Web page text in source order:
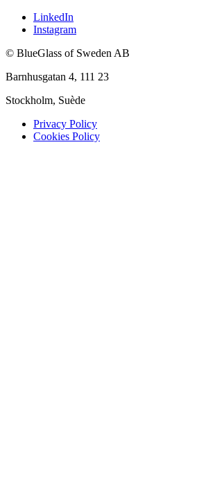
LinkedIn
Instagram
© BlueGlass of Sweden AB
Barnhusgatan 4, 111 23
Stockholm, Suède
Privacy Policy
Cookies Policy